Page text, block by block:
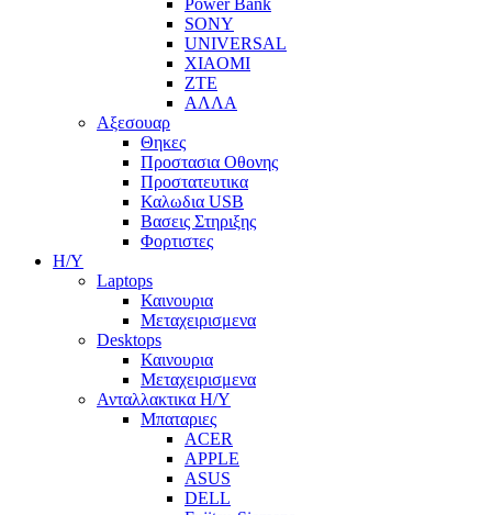
Power Bank
SONY
UNIVERSAL
XIAOMI
ZTE
ΑΛΛΑ
Αξεσουαρ
Θηκες
Προστασια Οθονης
Προστατευτικα
Καλωδια USB
Βασεις Στηριξης
Φορτιστες
Η/Υ
Laptops
Καινουρια
Μεταχειρισμενα
Desktops
Καινουρια
Μεταχειρισμενα
Ανταλλακτικα H/Y
Μπαταριες
ACER
APPLE
ASUS
DELL